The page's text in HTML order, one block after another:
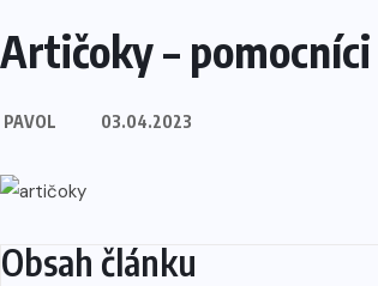
Artičoky –
PAVOL 03.04.2023
Obsah článku